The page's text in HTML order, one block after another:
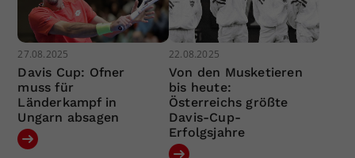
27.08.2025
Davis Cup: Ofner
muss für
Länderkampf in
Ungarn absagen
22.08.2025
Von den Musketieren
bis heute:
Österreichs größte
Davis-Cup-
Erfolgsjahre